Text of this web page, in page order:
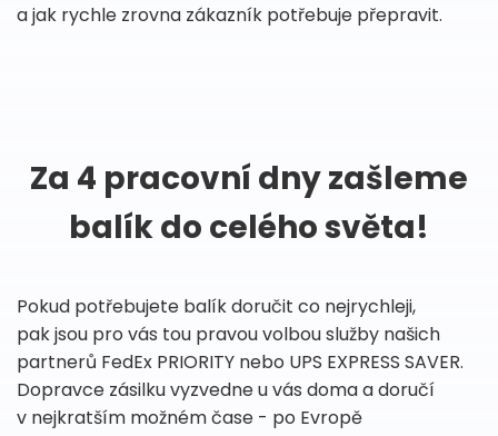
a jak rychle zrovna zákazník potřebuje přepravit.
Za 4 pracovní dny zašleme
balík do celého světa!
Pokud potřebujete balík doručit co nejrychleji,
pak jsou pro vás tou pravou volbou služby našich
partnerů FedEx PRIORITY nebo UPS EXPRESS SAVER.
Dopravce zásilku vyzvedne u vás doma a doručí
v nejkratším možném čase - po Evropě